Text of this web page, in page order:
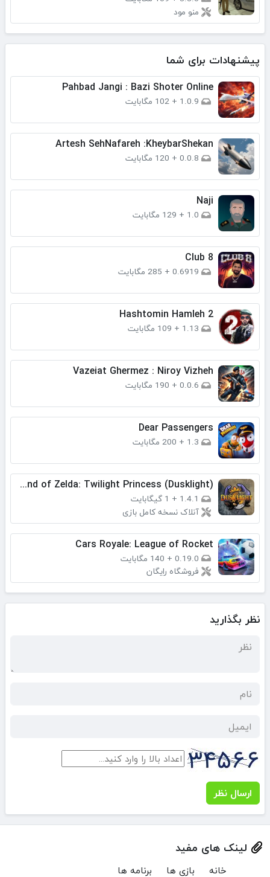
منو مود
پیشنهادات برای شما
Pahbad Jangi : Bazi Shoter Online
1.0.9
+ 102 مگابایت
Artesh SehNafareh :KheybarShekan
0.0.8
+ 120 مگابایت
Naji
1.0
+ 129 مگابایت
Club 8
0.6919
+ 285 مگابایت
Hashtomin Hamleh 2
1.13
+ 109 مگابایت
Vazeiat Ghermez : Niroy Vizheh
0.0.6
+ 190 مگابایت
Dear Passengers
1.3
+ 200 مگابایت
​The Legend of Zelda: Twilight Princess (Dusklight)
1.4.1
+ 1 گیگابایت
آنلاک نسخه کامل بازی
Cars Royale: League of Rocket
0.19.0
+ 140 مگابایت
فروشگاه رایگان
نظر بگذارید
ارسال نظر
لینک های مفید
خانه بازی ها برنامه ها